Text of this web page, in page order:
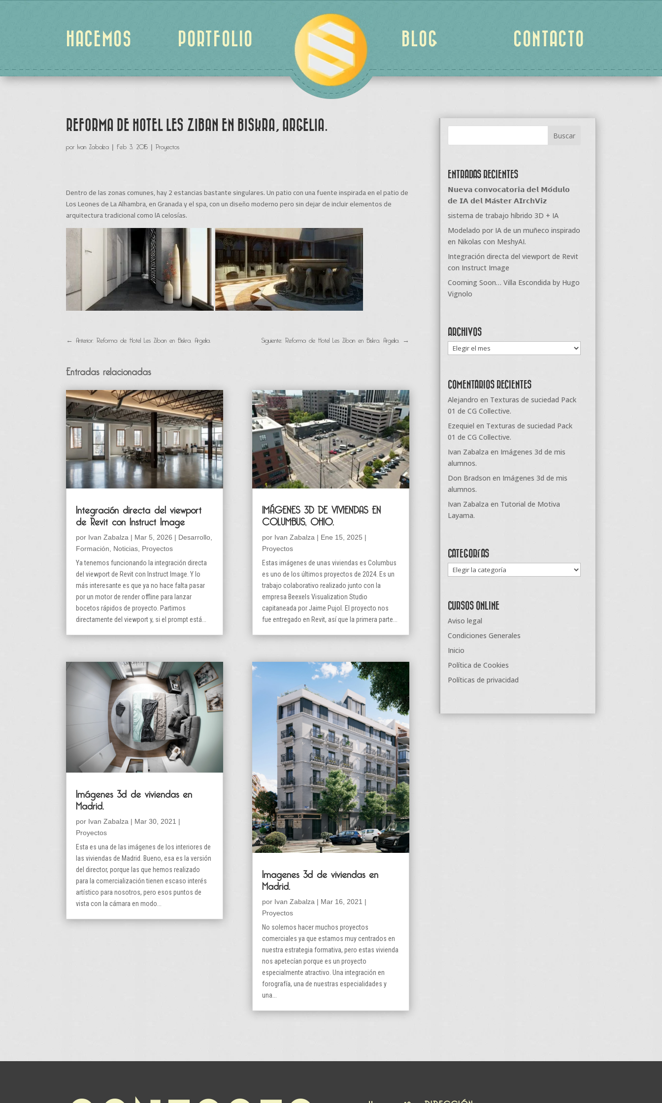
HACEMOS PORTFOLIO BLOG CONTACTO
REFORMA DE HOTEL LES ZIBAN EN BISKRA, ARGELIA.
porIvan Zabalza |Feb 3, 2015 |Proyectos
Dentro de las zonas comunes, hay 2 estancias bastante singulares. Un patio con una fuente inspirada en el patio de
Los Leones de La Alhambra, en Granada y el spa, con un diseño moderno pero sin dejar de incluir elementos de
arquitectura tradicional como lA celosías.
←Anterior: Reforma de Hotel Les Ziban en Biskra, Argelia. Siguiente: Reforma de Hotel Les Ziban en Biskra, Argelia. →
Entradas relacionadas
Integración directa del viewport
de Revit con Instruct Image
por Ivan Zabalza | Mar 5, 2026 | Desarrollo
Formación
Noticias Proyectos
Ya tenemos funcionando la integración directa
del viewport de Revit con Instruct Image. Y lo
más interesante es que ya no hace falta pasar
por un motor de render offline para lanzar
bocetos rápidos de proyecto. Partimos
directamente del viewport y, si el prompt está...
Imágenes 3d de viviendas en
Madrid.
por Ivan Zabalza | Mar 30, 2021 |
Proyectos
Esta es una de las imágenes de los interiores de
las viviendas de Madrid. Bueno, esa es la versión
del director, porque las que hemos realizado
para la comercialización tienen escaso interés
artístico para nosotros, pero esos puntos de
vista con la cámara en modo...
IMÁGENES 3D DE VIVIENDAS EN
COLUMBUS, OHIO.
por Ivan Zabalza | Ene 15, 2025 |
Proyectos
Estas imágenes de unas viviendas es Columbus
es uno de los últimos proyectos de 2024. Es un
trabajo colaborativo realizado junto con la
empresa Beexels Visualization Studio
capitaneada por Jaime Pujol. El proyecto nos
fue entregado en Revit, así que la primera parte...
Imagenes 3d de viviendas en
Madrid.
por Ivan Zabalza | Mar 16, 2021 |
Proyectos
No solemos hacer muchos proyectos
comerciales ya que estamos muy centrados en
nuestra estrategia formativa, pero estas vivienda
nos apetecían porque es un proyecto
especialmente atractivo. Una integración en
forografía, una de nuestras especialidades y
una...
ENTRADAS RECIENTES
𝗡𝘂𝗲𝘃𝗮 𝗰𝗼𝗻𝘃𝗼𝗰𝗮𝘁𝗼𝗿𝗶𝗮 𝗱𝗲𝗹 𝗠𝗼́𝗱𝘂𝗹𝗼
𝗱𝗲 𝗜𝗔 𝗱𝗲𝗹 𝗠𝗮́𝘀𝘁𝗲𝗿 𝗔𝗜𝗿𝗰𝗵𝗩𝗶𝘇
sistema de trabajo híbrido 3D + IA
Modelado por IA de un muñeco inspirado
en Nikolas con MeshyAI.
Integración directa del viewport de Revit
con Instruct Image
Cooming Soon… Villa Escondida by Hugo
Vignolo
ARCHIVOS
Archivos
COMENTARIOS RECIENTES
Alejandro en Texturas de suciedad Pack
01 de CG Collective.
Ezequiel en Texturas de suciedad Pack
01 de CG Collective.
Ivan Zabalza en Imágenes 3d de mis
alumnos.
Don Bradson en Imágenes 3d de mis
alumnos.
Ivan Zabalza en Tutorial de Motiva
Layama.
CATEGORÍAS
Categorías
CURSOS ONLINE
Aviso legal
Condiciones Generales
Inicio
Política de Cookies
Políticas de privacidad